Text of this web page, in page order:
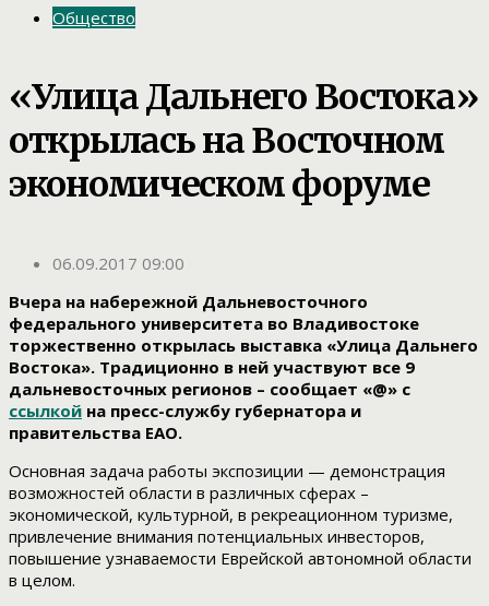
Общество
«Улица Дальнего Востока»
открылась на Восточном
экономическом форуме
06.09.2017 09:00
Вчера на набережной Дальневосточного
федерального университета во Владивостоке
торжественно открылась выставка «Улица Дальнего
Востока». Традиционно в ней участвуют все 9
дальневосточных регионов – сообщает «@» с
ссылкой на пресс-службу губернатора и
правительства ЕАО.
Основная задача работы экспозиции — демонстрация
возможностей области в различных сферах –
экономической, культурной, в рекреационном туризме,
привлечение внимания потенциальных инвесторов,
повышение узнаваемости Еврейской автономной области
в целом.